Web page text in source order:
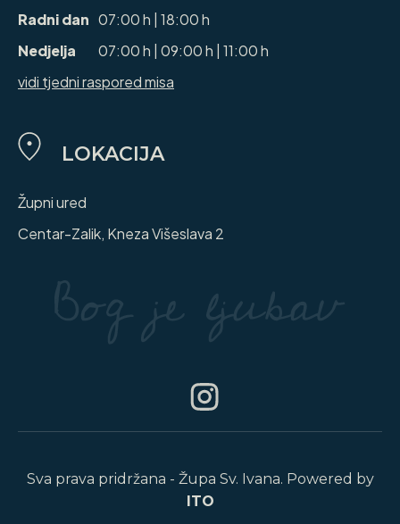
Radni dan 07:00 h | 18:00 h
Nedjelja
07:00 h | 09:00 h | 11:00 h
vidi tjedni raspored misa
LOKACIJA
Župni ured
Centar-Zalik, Kneza Višeslava 2
Sva prava pridržana - Župa Sv. Ivana. Powered by
ITO